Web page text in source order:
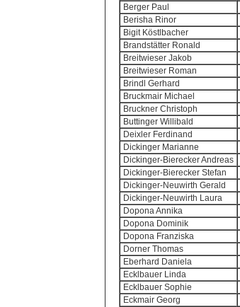
Berger Paul
Berisha Rinor
Bigit Köstlbacher
Brandstätter Ronald
Breitwieser Jakob
Breitwieser Roman
Brindl Gerhard
Bruckmair Michael
Bruckner Christoph
Buttinger Willibald
Deixler Ferdinand
Dickinger Marianne
Dickinger-Bierecker Andreas
Dickinger-Bierecker Stefan
Dickinger-Neuwirth Gerald
Dickinger-Neuwirth Laura
Dopona Annika
Dopona Dominik
Dopona Franziska
Dorner Thomas
Eberhard Daniela
Ecklbauer Linda
Ecklbauer Sophie
Eckmair Georg